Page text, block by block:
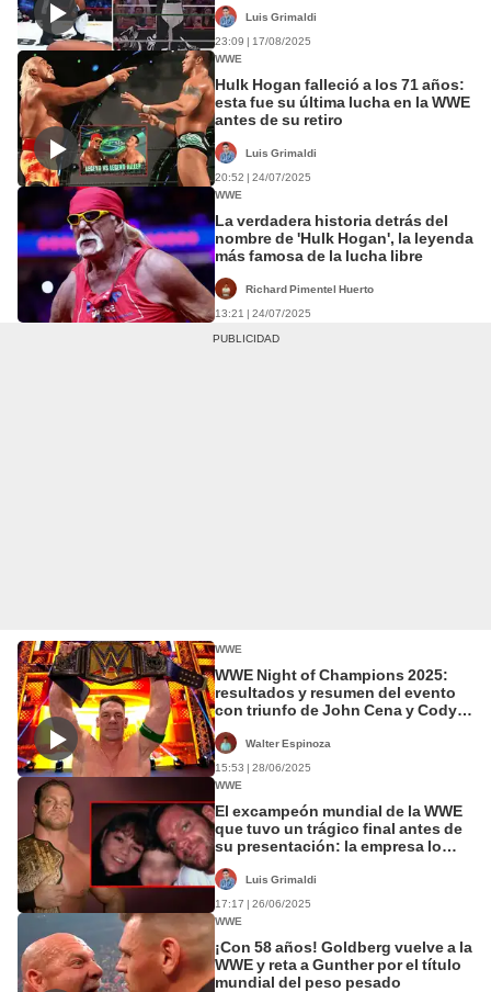
vistasLuis Grimaldi
23:09 | 17/08/2025
WWE
Hulk Hogan falleció a los 71 años:
esta fue su última lucha en la WWE
antes de su retiro
Luis Grimaldi
20:52 | 24/07/2025
WWE
La verdadera historia detrás del
nombre de 'Hulk Hogan', la leyenda
más famosa de la lucha libre
Richard Pimentel Huerto
13:21 | 24/07/2025
WWE
WWE Night of Champions 2025:
resultados y resumen del evento
con triunfo de John Cena y Cody
Walter Espinoza
15:53 | 28/06/2025
WWE
El excampeón mundial de la WWE
que tuvo un trágico final antes de
su presentación: la empresa lo
tragediaLuis Grimaldi
17:17 | 26/06/2025
WWE
¡Con 58 años! Goldberg vuelve a la
WWE y reta a Gunther por el título
mundial del peso pesado